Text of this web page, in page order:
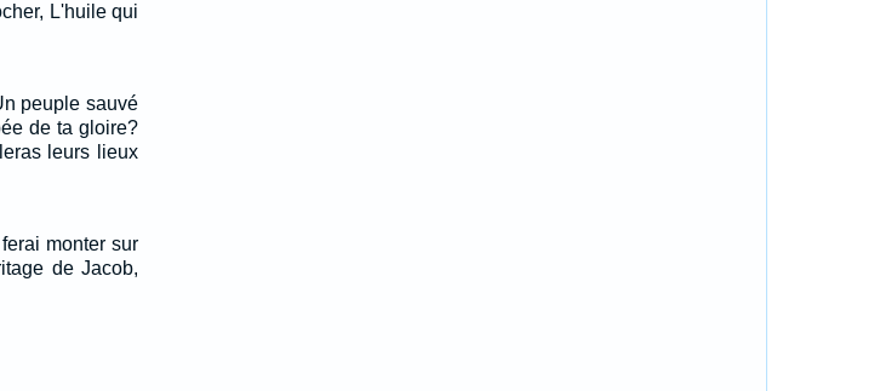
L'huile qui
peuple sauvé
de ta gloire?
leurs lieux
monter sur
de Jacob,